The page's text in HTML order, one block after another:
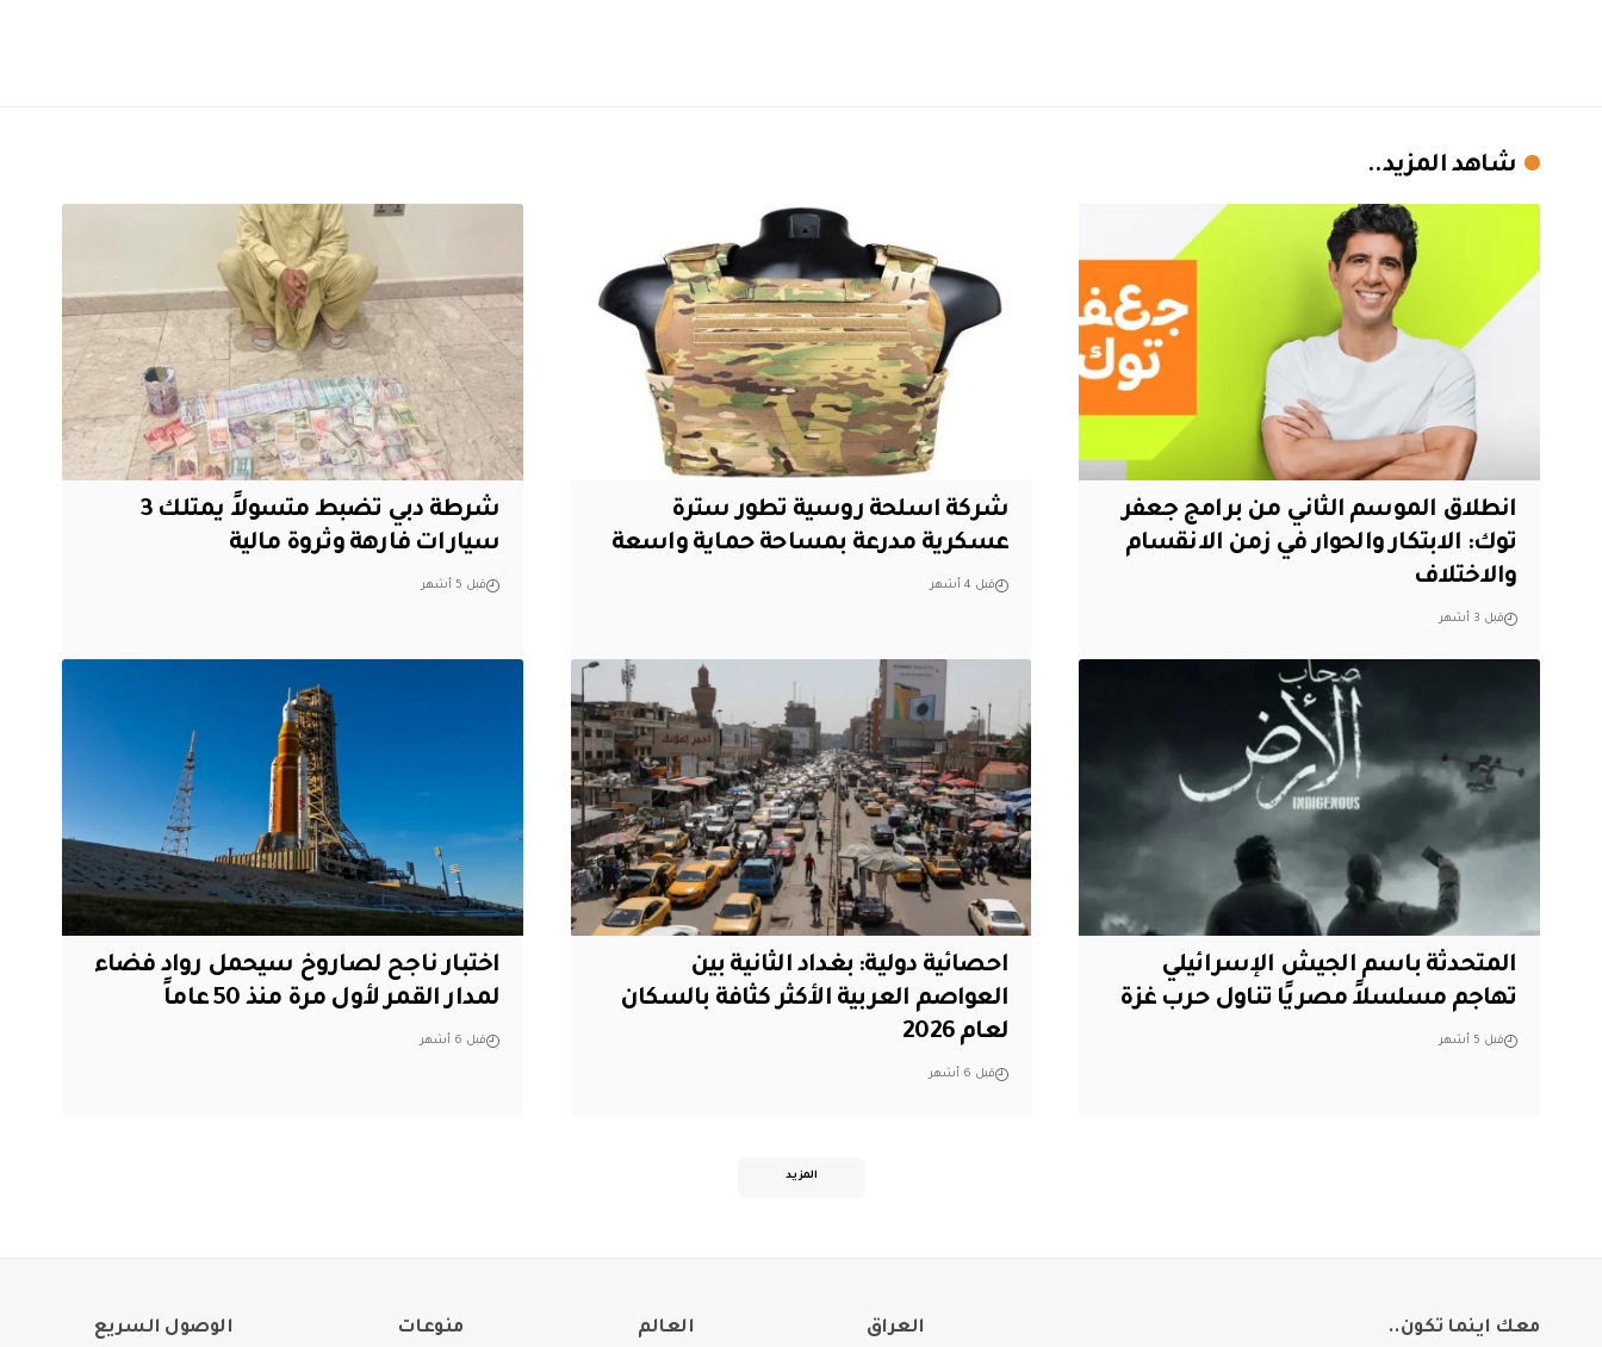
شاهد المزيد..
انطلاق الموسم الثاني من برامج جعفر
توك: الابتكار والحوار في زمن الانقسام
والاختلاف
قبل 3 أشهر
شركة اسلحة روسية تطور سترة
عسكرية مدرعة بمساحة حماية واسعة
قبل 4 أشهر
شرطة دبي تضبط متسولاً يمتلك 3
سيارات فارهة وثروة مالية
قبل 5 أشهر
المتحدثة باسم الجيش الإسرائيلي
تهاجم مسلسلاً مصريًا تناول حرب غزة
قبل 5 أشهر
احصائية دولية: بغداد الثانية بين
العواصم العربية الأكثر كثافة بالسكان
لعام 2026
قبل 6 أشهر
اختبار ناجح لصاروخ سيحمل رواد فضاء
لمدار القمر لأول مرة منذ 50 عاماً
قبل 6 أشهر
المزيد
معك اينما تكون.. العراق العالم منوعات الوصول السريع